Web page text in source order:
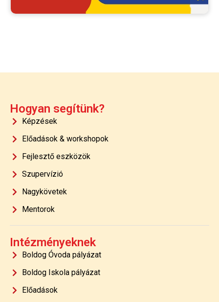
Hogyan segítünk?
Képzések
Előadások & workshopok
Fejlesztő eszközök
Szupervízió
Nagykövetek
Mentorok
Intézményeknek
Boldog Óvoda pályázat
Boldog Iskola pályázat
Előadások